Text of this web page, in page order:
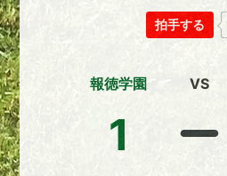
拍手する
報徳学園
1
VS